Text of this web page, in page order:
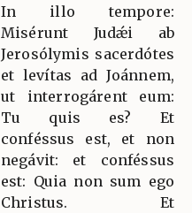
In illo tempore:
Misérunt Judǽi ab
Jerosólymis sacerdótes
et levítas ad Joánnem,
ut interrogárent eum:
Tu quis es? Et
conféssus est, et non
negávit: et conféssus
est: Quia non sum ego
Christus. Et